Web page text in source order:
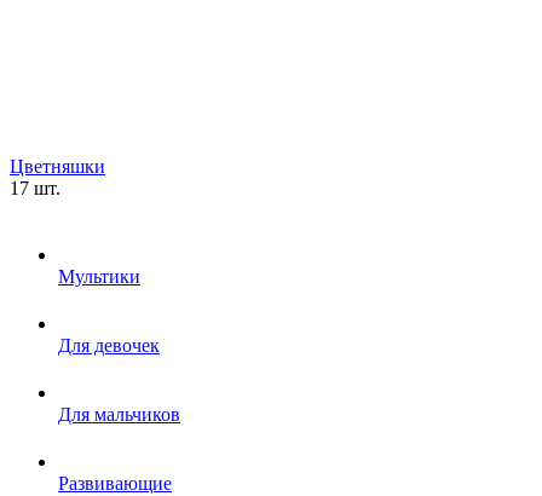
Цветняшки
17 шт.
Мультики
Для девочек
Для мальчиков
Развивающие